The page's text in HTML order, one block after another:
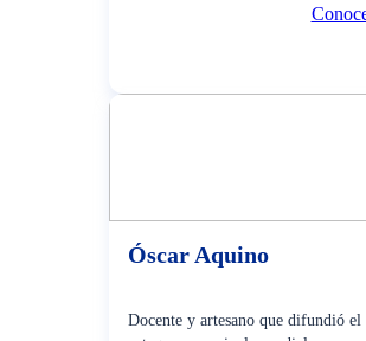
Óscar Aquino
Docente y artesano que difundió el